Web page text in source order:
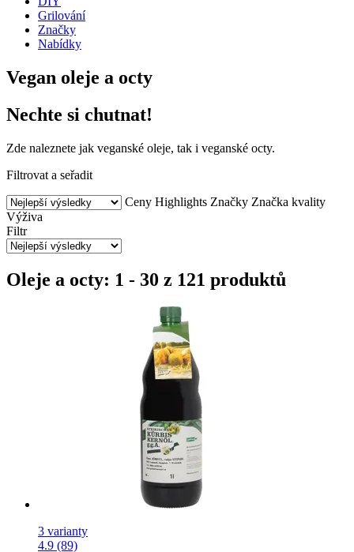
Grilování
Značky
Nabídky
Vegan oleje a octy
Nechte si chutnat!
Zde naleznete jak veganské oleje, tak i veganské octy.
Filtrovat a seřadit
Ceny Highlights Značky Značka kvality
Výživa
Filtr
Oleje a octy: 1 - 30 z 121 produktů
3 varianty
4.9 (89)